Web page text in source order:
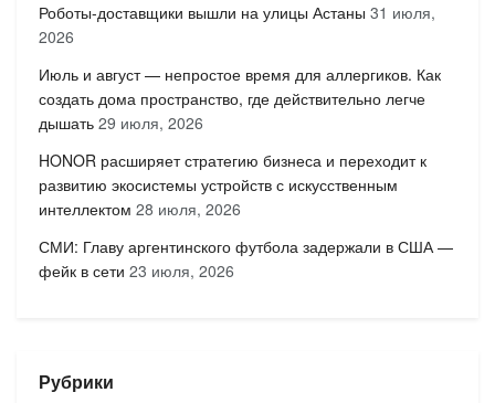
Роботы-доставщики вышли на улицы Астаны 31 июля,
2026
Июль и август — непростое время для аллергиков. Как
создать дома пространство, где действительно легче
дышать 29 июля, 2026
HONOR расширяет стратегию бизнеса и переходит к
развитию экосистемы устройств с искусственным
интеллектом 28 июля, 2026
СМИ: Главу аргентинского футбола задержали в США —
фейк в сети 23 июля, 2026
Рубрики